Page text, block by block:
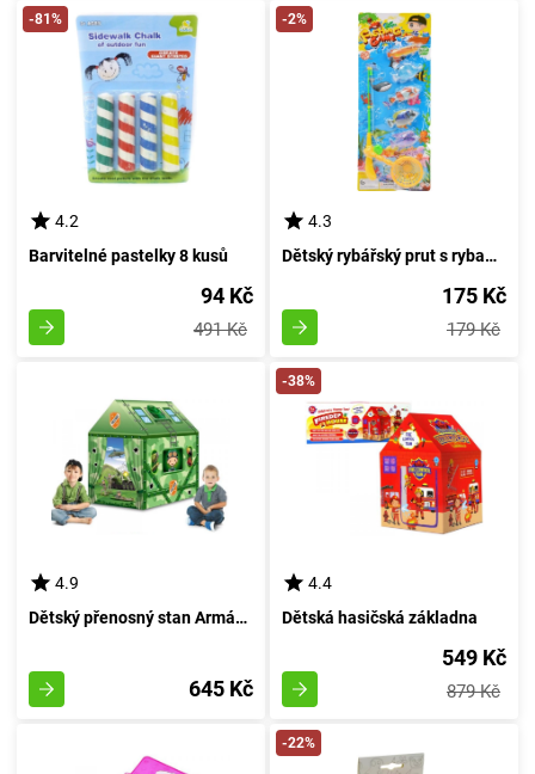
-81%
4.2
Barvitelné pastelky 8 kusů
94 Kč
491 Kč
-2%
4.3
Dětský rybářský prut s rybami a loďkou
175 Kč
179 Kč
4.9
Dětský přenosný stan Armádní obydlí
645 Kč
-38%
4.4
Dětská hasičská základna
549 Kč
879 Kč
-22%